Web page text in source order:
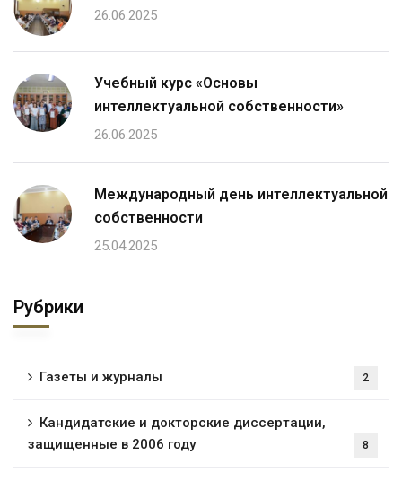
26.06.2025
Учебный курс «Основы
интеллектуальной собственности»
26.06.2025
Международный день интеллектуальной
собственности
25.04.2025
Рубрики
Газеты и журналы 2
Кандидатские и докторские диссертации,
защищенные в 2006 году
8